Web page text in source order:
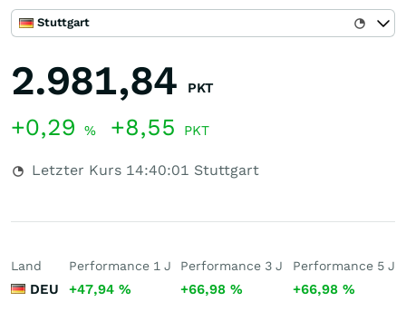
Stuttgart
2.981,84 PKT
+0,29 % +8,55 PKT
Letzter Kurs 14:40:01 Stuttgart
Land
DEU
Performance 1 J
+47,94 %
Performance 3 J
+66,98%
Performance 5 J
+66,98 %